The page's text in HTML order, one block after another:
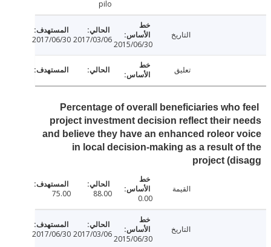
2015/06/30
2017/03/06
2017/06/30
Percentage of overall beneficiaries
project investment decision reflect their
and believe they have an enhanced roleor
in local decision-making as a result
project
88.00
75.00
2015/06/30
2017/03/06
2017/06/30